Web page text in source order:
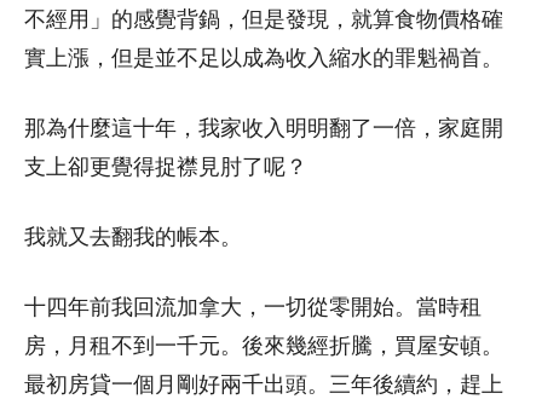
不經用」的感覺背鍋，但是發現，就算食物價格確
實上漲，但是並不足以成為收入縮水的罪魁禍首。
那為什麼這十年，我家收入明明翻了一倍，家庭開
支上卻更覺得捉襟見肘了呢？
我就又去翻我的帳本。
十四年前我回流加拿大，一切從零開始。當時租
房，月租不到一千元。後來幾經折騰，買屋安頓。
最初房貸一個月剛好兩千出頭。三年後續約，趕上